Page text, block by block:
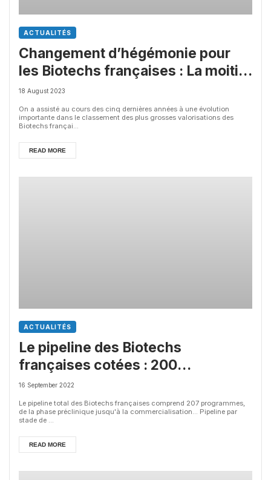
ACTUALITÉS
Changement d’hégémonie pour
les Biotechs françaises : La moitié
du Top 20 a été remplacé depuis
2018
18 August 2023
On a assisté au cours des cinq dernières années à une évolution
importante dans le classement des plus grosses valorisations des
Biotechs françai...
READ MORE
ACTUALITÉS
Le pipeline des Biotechs
françaises cotées : 200
programme développés
16 September 2022
Le pipeline total des Biotechs françaises comprend 207 programmes,
de la phase préclinique jusqu'à la commercialisation... Pipeline par
stade de ...
READ MORE